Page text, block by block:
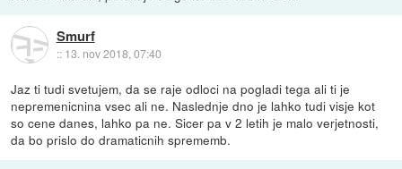
Smurf
:: 13. nov 2018, 07:40
Jaz ti tudi svetujem, da se raje odloci na pogladi tega ali ti je
nepremenicnina vsec ali ne. Naslednje dno je lahko tudi visje kot
so cene danes, lahko pa ne. Sicer pa v 2 letih je malo verjetnosti,
da bo prislo do dramaticnih sprememb.